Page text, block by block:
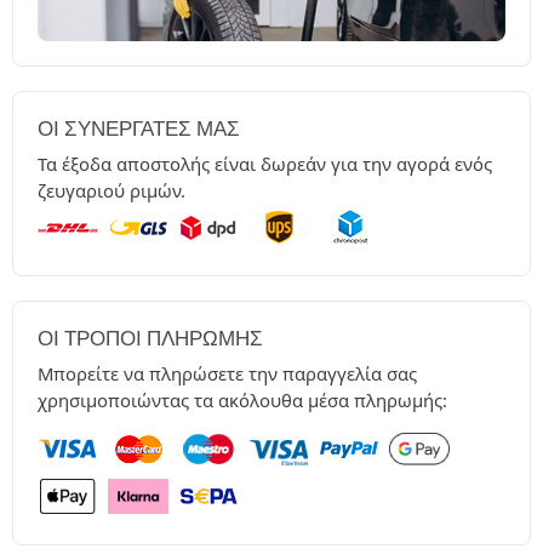
ΟΙ ΣΥΝΕΡΓΆΤΕΣ ΜΑΣ
Τα έξοδα αποστολής είναι δωρεάν για την αγορά ενός
ζευγαριού ριμών.
ΟΙ ΤΡΌΠΟΙ ΠΛΗΡΩΜΉΣ
Μπορείτε να πληρώσετε την παραγγελία σας
χρησιμοποιώντας τα ακόλουθα μέσα πληρωμής: